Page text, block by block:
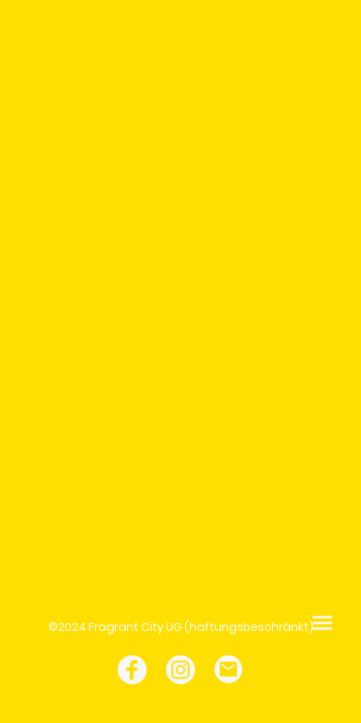
©2024 Fragrant City UG (haftungsbeschränkt)